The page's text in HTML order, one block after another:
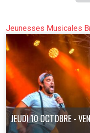
Jeunesses Musicales
JEUDI 10 OCTOBRE -